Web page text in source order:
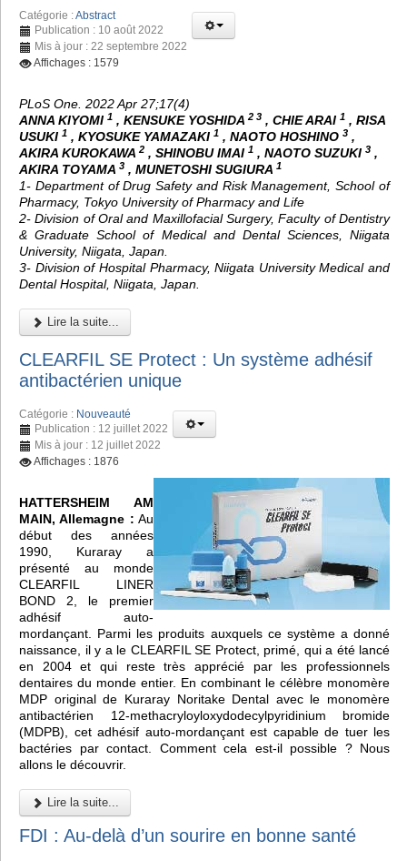
Catégorie :Abstract
Publication : 10 août 2022
Mis à jour : 22 septembre 2022
Affichages : 1579
PLoS One. 2022 Apr 27;17(4)
ANNA KIYOMI 1 , KENSUKE YOSHIDA 2 3 , CHIE ARAI 1 , RISA
USUKI 1 , KYOSUKE YAMAZAKI 1 , NAOTO HOSHINO 3 ,
AKIRA KUROKAWA 2 , SHINOBU IMAI 1 , NAOTO SUZUKI 3 ,
AKIRA TOYAMA 3 , MUNETOSHI SUGIURA 1
1- Department of Drug Safety and Risk Management, School of
Pharmacy, Tokyo University of Pharmacy and Life
2- Division of Oral and Maxillofacial Surgery, Faculty of Dentistry
& Graduate School of Medical and Dental Sciences, Niigata
University, Niigata, Japan.
3- Division of Hospital Pharmacy, Niigata University Medical and
Dental Hospital, Niigata, Japan.
Lire la suite...
CLEARFIL SE Protect : Un système adhésif
antibactérien unique
Catégorie : Nouveauté
Publication : 12 juillet 2022
Mis à jour : 12 juillet 2022
Affichages : 1876
HATTERSHEIM AM
MAIN, Allemagne : Au
début des années
1990, Kuraray a
présenté au monde
CLEARFIL LINER
BOND 2, le premier
adhésif auto-
mordançant. Parmi les produits auxquels ce système a donné
naissance, il y a le CLEARFIL SE Protect, primé, qui a été lancé
en 2004 et qui reste très apprécié par les professionnels
dentaires du monde entier. En combinant le célèbre monomère
MDP original de Kuraray Noritake Dental avec le monomère
antibactérien 12-methacryloyloxydodecylpyridinium bromide
(MDPB), cet adhésif auto-mordançant est capable de tuer les
bactéries par contact. Comment cela est-il possible ? Nous
allons le découvrir.
Lire la suite...
FDI : Au-delà d’un sourire en bonne santé